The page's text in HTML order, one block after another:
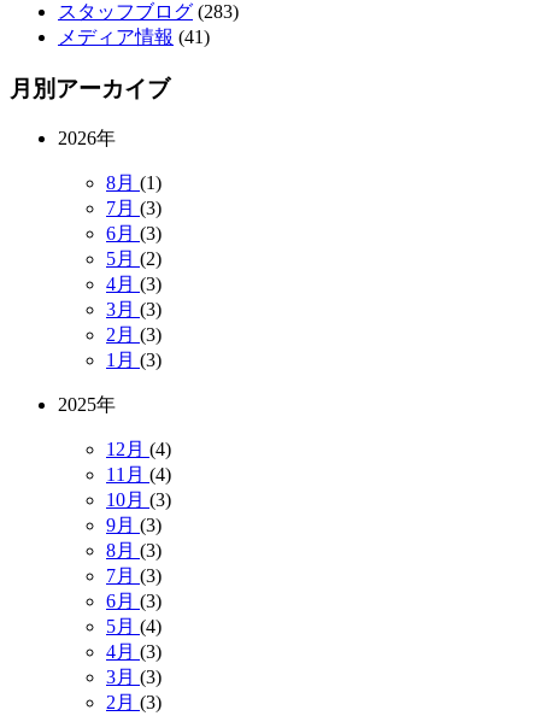
スタッフブログ (283)
メディア情報 (41)
月別アーカイブ
2026年
8月 (1)
7月 (3)
6月 (3)
5月 (2)
4月 (3)
3月 (3)
2月 (3)
1月 (3)
2025年
12月 (4)
11月 (4)
10月 (3)
9月 (3)
8月 (3)
7月 (3)
6月 (3)
5月 (4)
4月 (3)
3月 (3)
2月 (3)